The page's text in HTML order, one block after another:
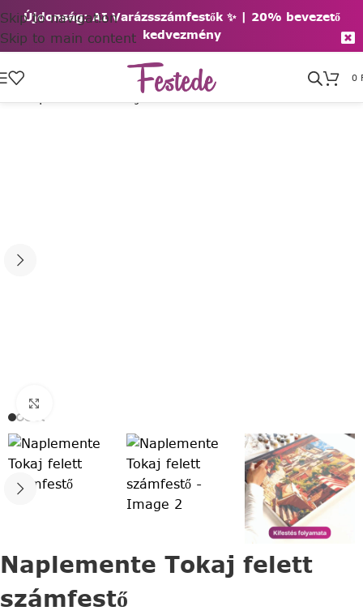
Újdonság: AI Varázsszámfestők ✨ | 20% bevezető
kedvezmény
Skip to navigation
Skip to main content
0
Naplemente Tokaj felett
számfestő